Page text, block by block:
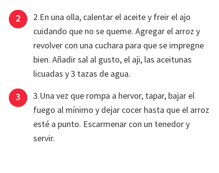
2.En una olla, calentar el aceite y freir el ajo
cuidando que no se queme. Agregar el arroz y
revolver con una cuchara para que se impregne
bien. Añadir sal al gusto, el aji, las aceitunas
licuadas y 3 tazas de agua.
3.Una vez que rompa a hervor, tapar, bajar el
fuego al mínimo y dejar cocer hasta que el arroz
esté a punto. Escarmenar con un tenedor y
servir.